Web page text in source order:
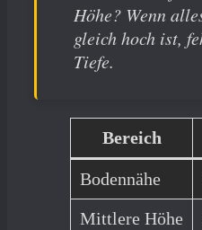
Höhe? Wenn
gleich hoch ist,
Tiefe.
Bereich
Bodennähe
Mittlere Höhe